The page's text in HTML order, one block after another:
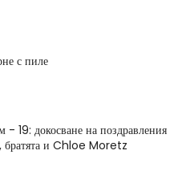
с пиле
- 19: докосване на поздравления
братята и Chloe Moretz